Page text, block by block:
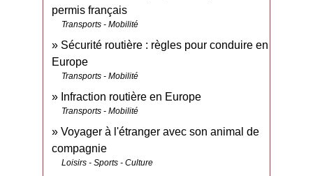
permis français
Transports - Mobilité
Sécurité routière : règles pour conduire en
Europe
Transports - Mobilité
Infraction routière en Europe
Transports - Mobilité
Voyager à l'étranger avec son animal de
compagnie
Loisirs - Sports - Culture